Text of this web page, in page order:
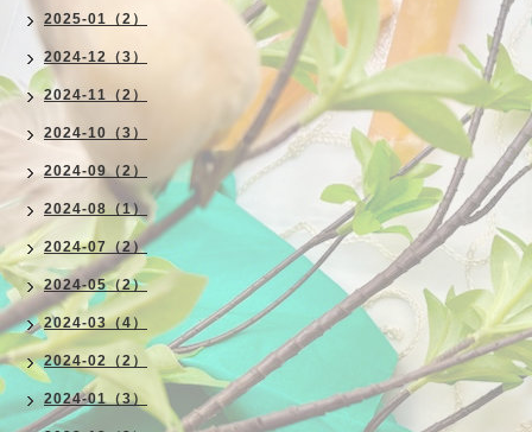
2025-01（2）
2024-12（3）
2024-11（2）
2024-10（3）
2024-09（2）
2024-08（1）
2024-07（2）
2024-05（2）
2024-03（4）
2024-02（2）
2024-01（3）